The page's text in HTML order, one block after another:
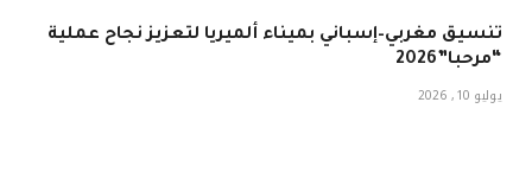
تنسيق مغربي–إسباني بميناء ألميريا لتعزيز نجاح عملية
“مرحبا”2026
يوليو 10, 2026